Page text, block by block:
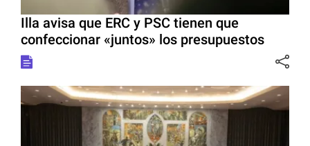
Illa avisa que ERC y PSC tienen que
confeccionar «juntos» los presupuestos